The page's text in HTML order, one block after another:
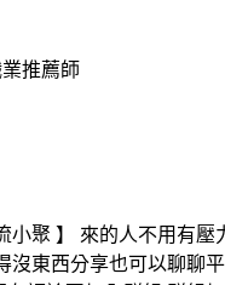
推薦師
小聚 】 來的人不用有
沒東西分享也可以聊聊